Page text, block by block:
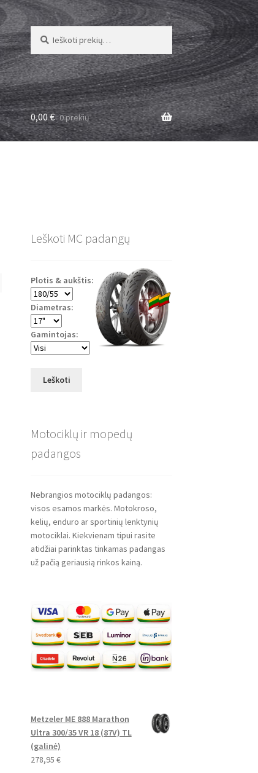
Ieškoti:
Ieškoti
0,00€ 0 prekių
Leškoti MC padangų
Plotis & aukštis:
Diametras:
Gamintojas:
Leškoti
Motociklų ir mopedų
padangos
Nebrangios motociklų padangos:
visos esamos markės. Motokroso,
kelių, enduro ar sportinių lenktynių
motociklai. Kiekvienam tipui rasite
atidžiai parinktas tinkamas padangas
už pačią geriausią rinkos kainą.
Metzeler ME 888 Marathon
Ultra 300/35 VR 18 (87V) TL
(galinė)
278,95 €